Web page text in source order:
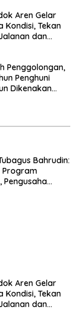
Aren Gelar
Kondisi, Tekan
dan
Penggolongan,
Penghuni
Dikenakan
Bahrudin:
Program
Pengusaha
Aren Gelar
Kondisi, Tekan
dan